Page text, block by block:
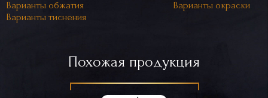
Варианты обжатия
Варианты окраски
Варианты тиснения
Похожая продукция